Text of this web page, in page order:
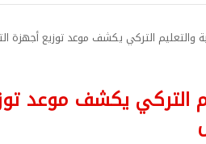
والتعليم التركي يكشف موعد توزيع أجهزة
التركي يكشف موعد